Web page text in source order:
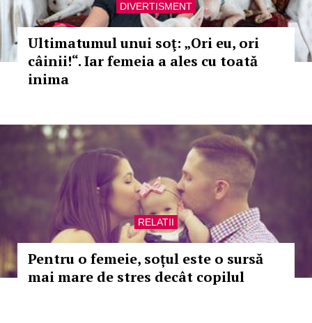
DIVERTISMENT
Ultimatumul unui soţ: „Ori eu, ori
câinii!“. Iar femeia a ales cu toată
inima
RELATII
Pentru o femeie, soțul este o sursă
mai mare de stres decât copilul